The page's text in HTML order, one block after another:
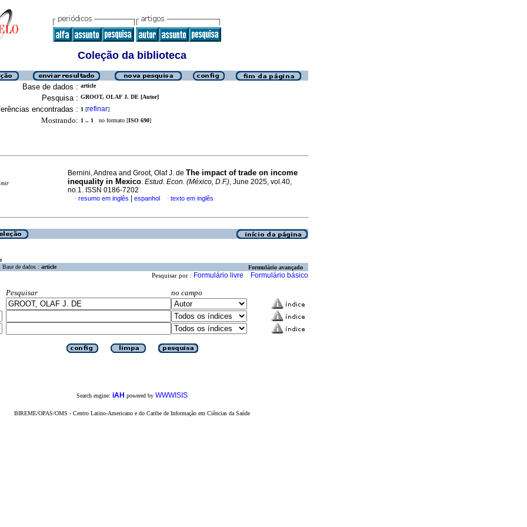
Coleção da biblioteca
Base de dados : article
Pesquisa : GROOT, OLAF J. DE [Autor]
encontradas : 1 [refinar]
Mostrando: 1 .. 1 no formato [ISO 690]
Bernini, Andrea and Groot, Olaf J. de The impact of trade on income
inequality in Mexico. Estud. Econ. (México, D.F.), June 2025, vol.40,
no.1. ISSN 0186-7202
· resumo em inglês espanhol · texto em inglês
Base de dados : article Formulário avançado
Pesquisar por : Formulário livre Formulário básico
Pesquisar
no campo
Search engine: iAH powered by WWWISIS
BIREME/OPAS/OMS - Centro Latino-Americano e do Caribe de Informação em Ciências da Saúde